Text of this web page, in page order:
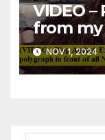
VIDEO
from my
afraid
front of
NOV 1, 2024